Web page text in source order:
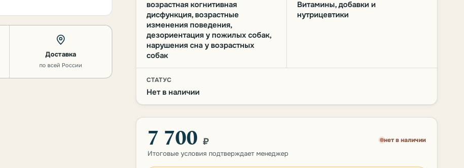
Доставка
по всей России
возрастная когнитивная
дисфункция, возрастные
изменения поведения,
дезориентация у пожилых собак,
нарушения сна у возрастных
собак
Витамины, добавки и
нутрицевтики
СТАТУС
Нет в наличии
7 700 ₽
Итоговые условия подтверждает менеджер
нет в наличии